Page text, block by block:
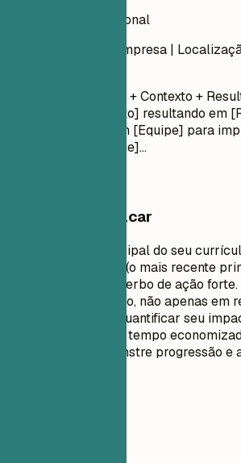
Experiência profissional
| Nome da Empresa |
Verbo de Ação + Contexto +
Liderou [Projeto] resultando em
Colaborou com [Equipe] para
[Funcionalidade]...
O que vale destacar
Esta é a seção principal do seu
cronológica inversa (o mais recente
cada item com um verbo de ação
conquistas e impacto, não apenas em
Use números para quantificar seu
reais, porcentagens, tempo
impactados). Demonstre progressão e